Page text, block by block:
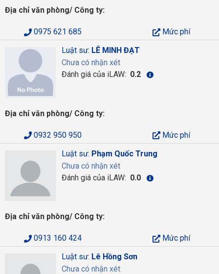
Địa chỉ văn phòng/ Công ty:
0975 621 685
Mức phí
Luật sư: LÊ MINH ĐẠT
Chưa có nhận xét
Đánh giá của iLAW: 0.2
Địa chỉ văn phòng/ Công ty:
0932 950 950
Mức phí
Luật sư: Phạm Quốc Trung
Chưa có nhận xét
Đánh giá của iLAW: 0.0
Địa chỉ văn phòng/ Công ty:
0913 160 424
Mức phí
Luật sư: Lê Hồng Sơn
Chưa có nhận xét